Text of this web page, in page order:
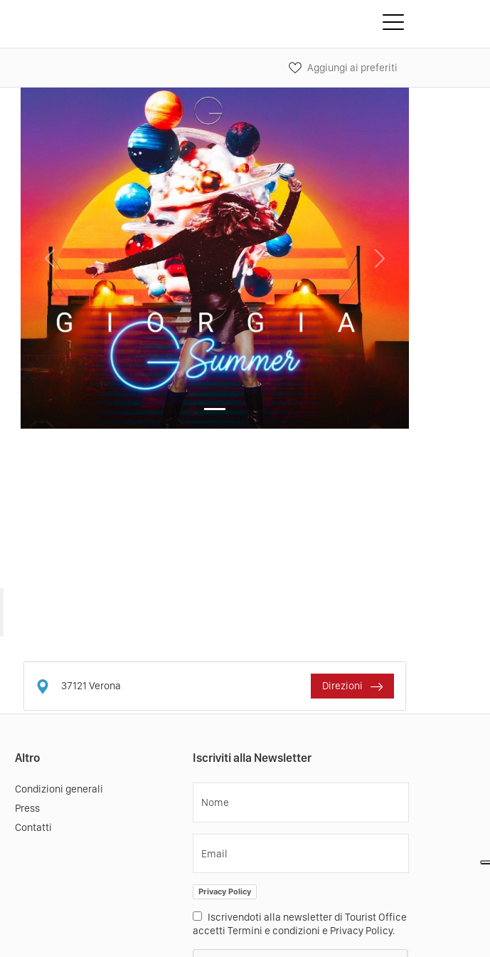
Aggiungi ai preferiti
Previous Next
37121 Verona Direzioni
Altro
Condizioni generali
Press
Contatti
Iscriviti alla Newsletter
Nome
Email
Privacy Policy
Iscrivendoti alla newsletter di Tourist Office
accetti Termini e condizioni e Privacy Policy.